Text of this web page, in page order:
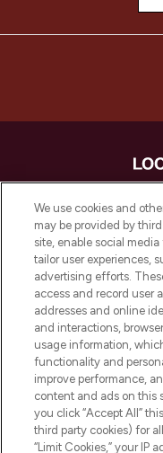
beste
make-up van
Shop
Do Not
We use cookies and
may be provided by
site, enable social
tailor user experiences,
advertising efforts.
access and record user
addresses and online
and interactions,
usage information,
functionality and
improve performance,
content and ads on this
you click “Accept All”
third party cookies) for
“Limit Cookies,” your IP